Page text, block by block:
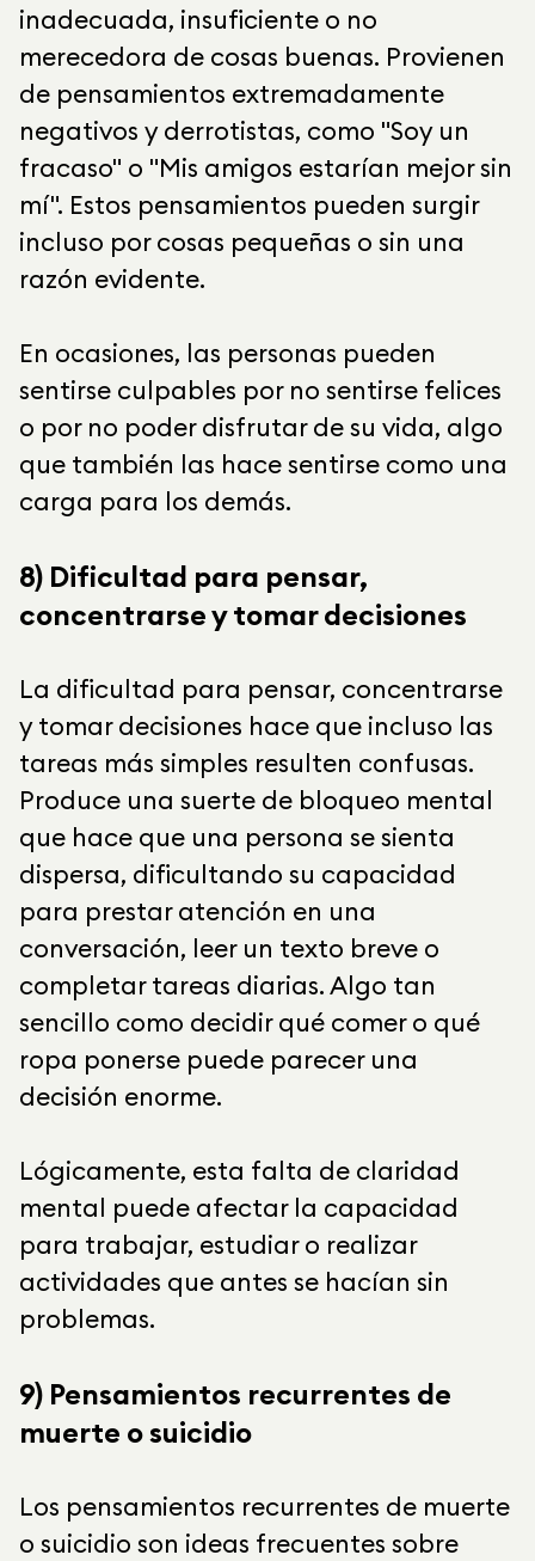
inadecuada, insuficiente o no
merecedora de cosas buenas. Provienen
de pensamientos extremadamente
negativos y derrotistas, como "Soy un
fracaso" o "Mis amigos estarían mejor sin
mí". Estos pensamientos pueden surgir
incluso por cosas pequeñas o sin una
razón evidente.
En ocasiones, las personas pueden
sentirse culpables por no sentirse felices
o por no poder disfrutar de su vida, algo
que también las hace sentirse como una
carga para los demás.
8) Dificultad para pensar,
concentrarse y tomar decisiones
La dificultad para pensar, concentrarse
y tomar decisiones hace que incluso las
tareas más simples resulten confusas.
Produce una suerte de bloqueo mental
que hace que una persona se sienta
dispersa, dificultando su capacidad
para prestar atención en una
conversación, leer un texto breve o
completar tareas diarias. Algo tan
sencillo como decidir qué comer o qué
ropa ponerse puede parecer una
decisión enorme.
Lógicamente, esta falta de claridad
mental puede afectar la capacidad
para trabajar, estudiar o realizar
actividades que antes se hacían sin
problemas.
9) Pensamientos recurrentes de
muerte o suicidio
Los pensamientos recurrentes de muerte
o suicidio son ideas frecuentes sobre